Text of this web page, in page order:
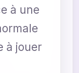
à une
à jouer